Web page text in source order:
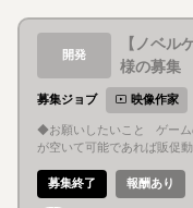
開発
【ノベル
様の募集
募集ジョブ 映像作家
◆お願いしたいこと ゲーム
が空いて可能であれば販促
に他の方に依頼済みとなっ
となります。 ◆募集の経緯 長編かつシェアウェアのオープニング動画となる
募集終了 報酬あり